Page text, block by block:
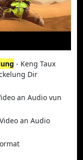
- Keng Taux
Dir
an Audio vun
an Audio